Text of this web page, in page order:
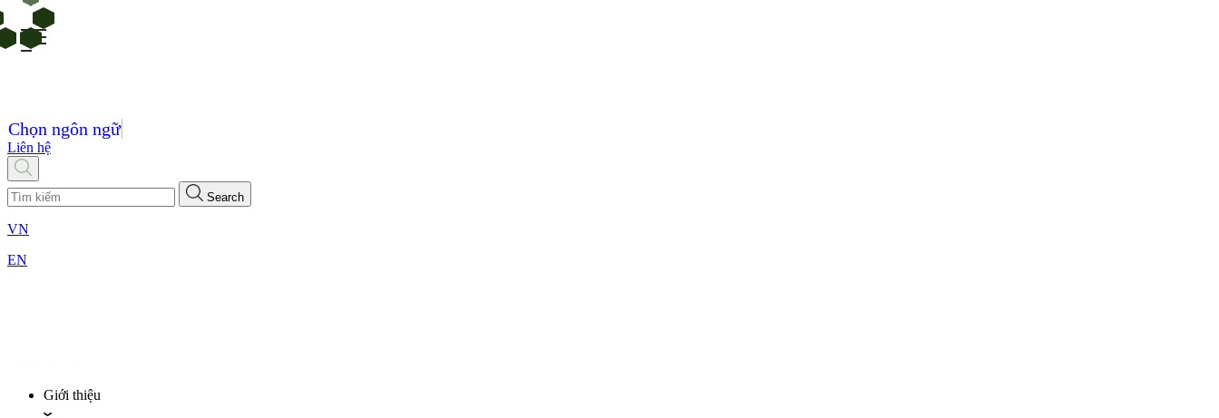
Chọn ngôn ngữ
Liên hệ
Search
VN
EN
Giới thiệu